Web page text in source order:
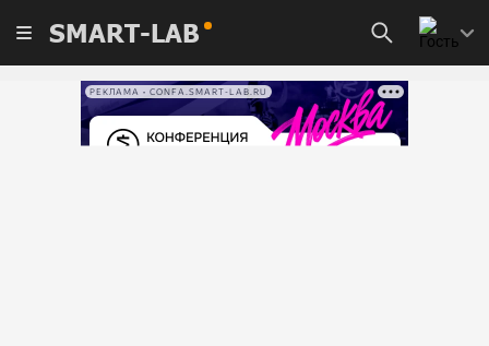
SMART-LAB
РЕКЛАМА • CONFA.SMART-LAB.RU